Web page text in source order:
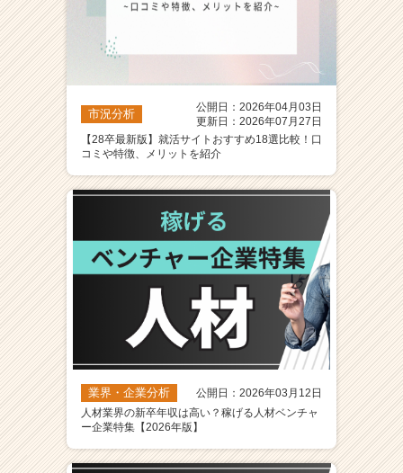
市況分析
公開日：2026年04月03日
更新日：2026年07月27日
【28卒最新版】就活サイトおすすめ18選比較！口
コミや特徴、メリットを紹介
業界・企業分析
公開日：2026年03月12日
人材業界の新卒年収は高い？稼げる人材ベンチャ
ー企業特集【2026年版】